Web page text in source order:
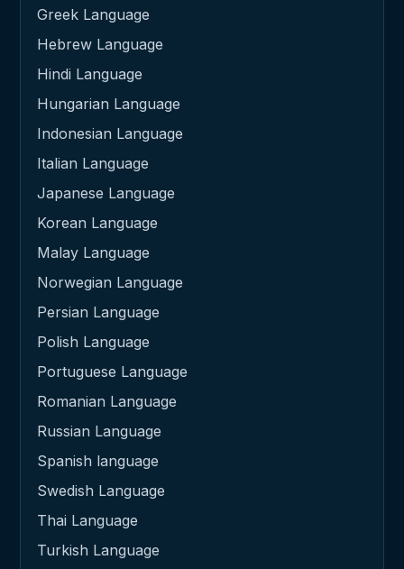
Greek Language
Hebrew Language
Hindi Language
Hungarian Language
Indonesian Language
Italian Language
Japanese Language
Korean Language
Malay Language
Norwegian Language
Persian Language
Polish Language
Portuguese Language
Romanian Language
Russian Language
Spanish language
Swedish Language
Thai Language
Turkish Language